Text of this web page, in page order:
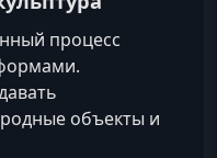
процесс
объекты и